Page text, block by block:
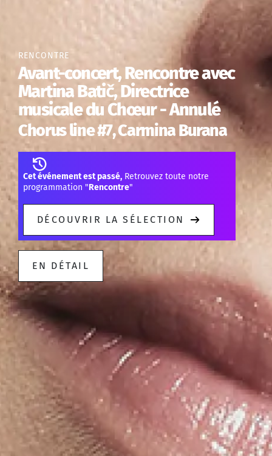
RENCONTRE
Avant-concert, Rencontre avec
Martina Batič, Directrice
musicale du Chœur - Annulé
Chorus line #7, Carmina Burana
Cet événement est passé, Retrouvez toute notre
programmation "Rencontre"
DÉCOUVRIR LA SÉLECTION
EN DÉTAIL